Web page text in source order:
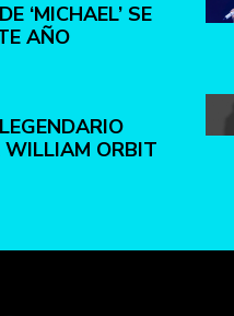
‘MICHAEL’ SE
AÑO
WILLIAM ORBIT